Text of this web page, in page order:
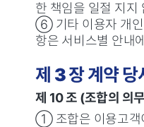
한 책임을 일절 지지
⑥ 기타 이용자 개인
항은 서비스별 안내
제 3 장 계약 당
제 10 조 (조합의 의
① 조합은 이용고객